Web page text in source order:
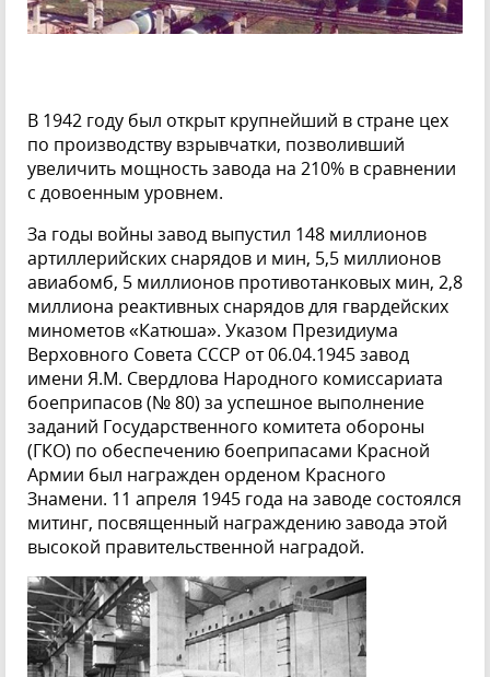
В 1942 году был открыт крупнейший в стране цех
по производству взрывчатки, позволивший
увеличить мощность завода на 210% в сравнении
с довоенным уровнем.
За годы войны завод выпустил 148 миллионов
артиллерийских снарядов и мин, 5,5 миллионов
авиабомб, 5 миллионов противотанковых мин, 2,8
миллиона реактивных снарядов для гвардейских
минометов «Катюша». Указом Президиума
Верховного Совета СССР от 06.04.1945 завод
имени Я.М. Свердлова Народного комиссариата
боеприпасов (№ 80) за успешное выполнение
заданий Государственного комитета обороны
(ГКО) по обеспечению боеприпасами Красной
Армии был награжден орденом Красного
Знамени. 11 апреля 1945 года на заводе состоялся
митинг, посвященный награждению завода этой
высокой правительственной наградой.